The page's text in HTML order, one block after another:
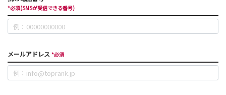
*必須(SMSが受信できる番号)
メールアドレス *必須